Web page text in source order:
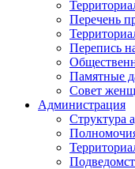
Перечень
Перепись
Памятные
Совет
Администрация
Структура